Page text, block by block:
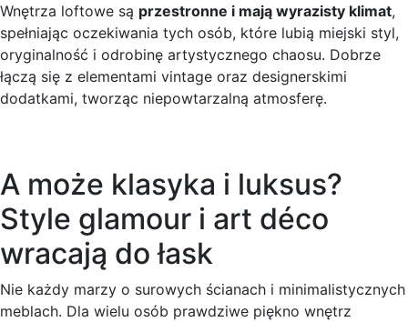
Wnętrza loftowe są przestronne i mają wyrazisty klimat,
spełniając oczekiwania tych osób, które lubią miejski styl,
oryginalność i odrobinę artystycznego chaosu. Dobrze
łączą się z elementami vintage oraz designerskimi
dodatkami, tworząc niepowtarzalną atmosferę.
A może klasyka i luksus?
Style glamour i art déco
wracają do łask
Nie każdy marzy o surowych ścianach i minimalistycznych
meblach. Dla wielu osób prawdziwe piękno wnętrz